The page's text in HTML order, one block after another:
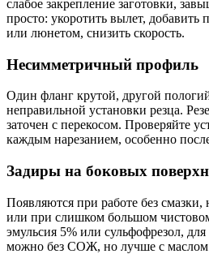
слабое закрепление заготовки,
просто: укоротить вылет,
или люнетом, снизить скорость.
Несимметричный профиль
Один фланг крутой, другой
неправильной установки резца.
заточен с перекосом. Проверяйте
каждым нарезанием, особенно
Задиры на боковых
Появляются при работе без смазки,
или при слишком большом
эмульсия 5% или сульфофрезол,
можно без СОЖ, но лучше с